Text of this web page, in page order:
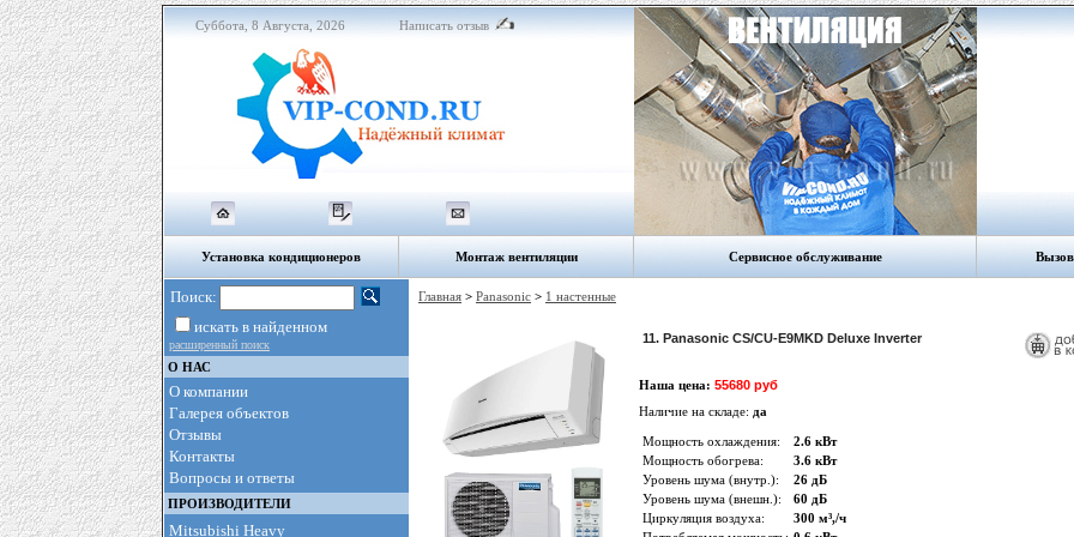
Суббота, 8 Августа, 2026 Написать отзыв
Установка кондиционеров Монтаж вентиляции Сервисное обслуживание Вызов
Поиск:
искать в найденном
расширенный поиск
О НАС
О компании
Галерея объектов
Отзывы
Контакты
Вопросы и ответы
ПРОИЗВОДИТЕЛИ
Mitsubishi Heavy
Главная > Panasonic > 1 настенные
11. Panasonic CS/CU-E9MKD Deluxe Inverter
Наша цена: 55680 руб
Наличие на складе: да
Мощность охлаждения:
2.6 кВт
Мощность обогрева:
3.6 кВт
Уровень шума (внутр.):
26 дБ
Уровень шума (внешн.):
60 дБ
Циркуляция воздуха:
300 м³,/ч